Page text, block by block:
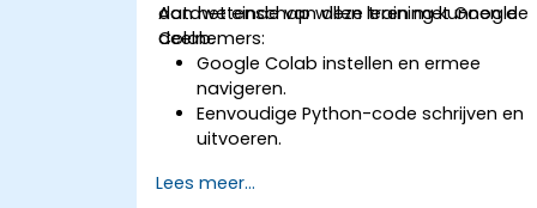
datawetenschap willen leren met Google
Colab.
Aan het einde van deze training kunnen de
deelnemers:
Google Colab instellen en ermee
navigeren.
Eenvoudige Python-code schrijven en
uitvoeren.
Visualisaties maken met behulp van
Lees meer...